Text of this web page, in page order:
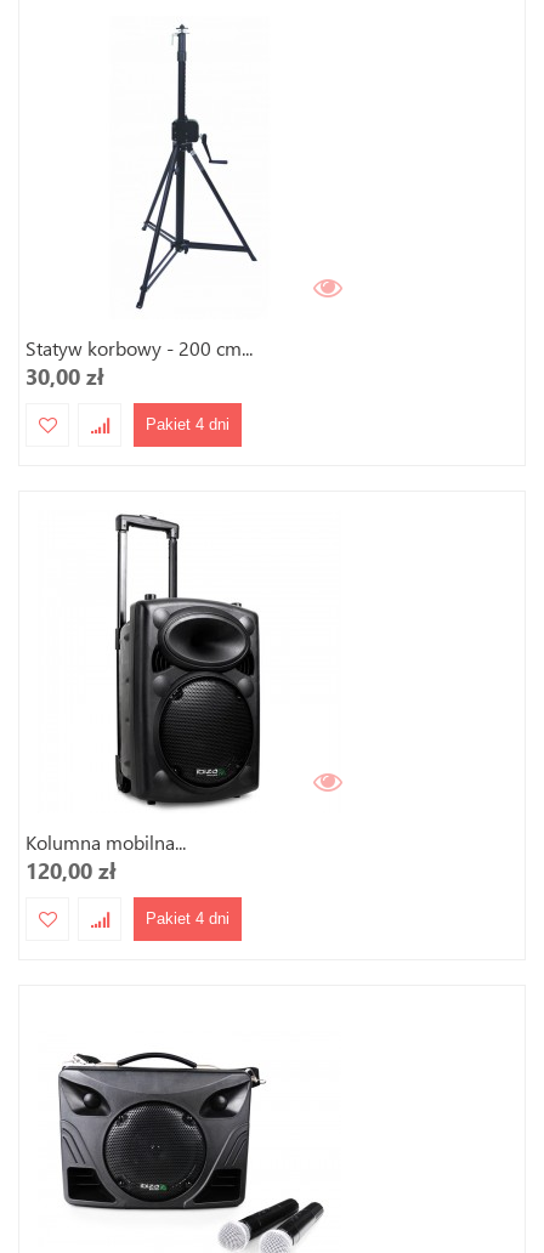
Statyw korbowy - 200 cm...
30,00 zł
Pakiet 4 dni
Kolumna mobilna...
120,00 zł
Pakiet 4 dni